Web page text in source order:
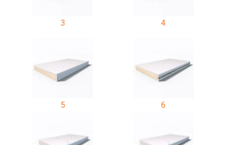
3 4
5 6